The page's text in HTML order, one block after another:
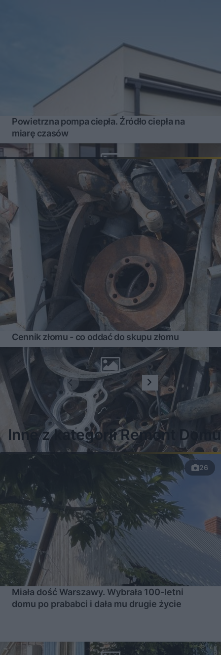
Powietrzna pompa ciepła. Źródło ciepła na
miarę czasów
Cennik złomu - co oddać do skupu złomu
1 2
Inne z kategorii Remont Domu
26
Miała dość Warszawy. Wybrała 100-letni
domu po prababci i dała mu drugie życie